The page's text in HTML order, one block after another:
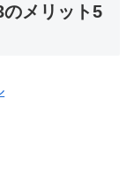
メリット5